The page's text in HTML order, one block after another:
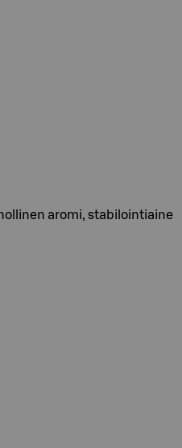
aromi, stabilointiaine